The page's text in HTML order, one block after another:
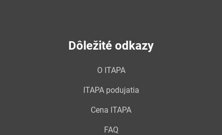
Dôležité odkazy
O ITAPA
ITAPA podujatia
Cena ITAPA
FAQ